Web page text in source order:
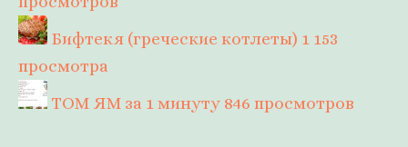
Бифтекя (греческие котлеты) 1 153
просмотра
ТОМ ЯМ за 1 минуту 846 просмотров